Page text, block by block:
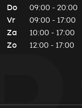
Do
09:00 - 20:00
Vr
09:00 - 17:00
Za
10:00 - 17:00
Zo
12:00 - 17:00